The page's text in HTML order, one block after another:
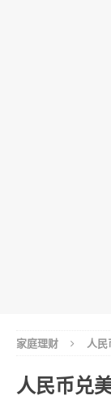
家庭理财 人民
人民币兑